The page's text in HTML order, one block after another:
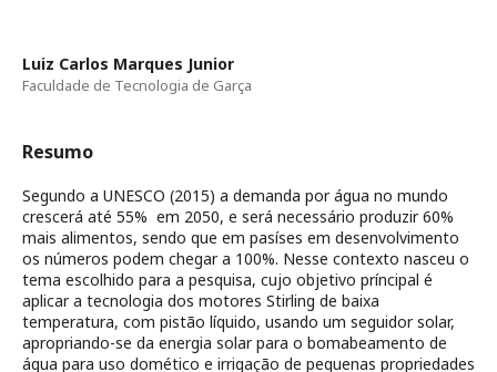
Luiz Carlos Marques Junior
Faculdade de Tecnologia de Garça
Resumo
Segundo a UNESCO (2015) a demanda por água no mundo
crescerá até 55% em 2050, e será necessário produzir 60%
mais alimentos, sendo que em pasíses em desenvolvimento
os números podem chegar a 100%. Nesse contexto nasceu o
tema escolhido para a pesquisa, cujo objetivo príncipal é
aplicar a tecnologia dos motores Stirling de baixa
temperatura, com pistão líquido, usando um seguidor solar,
apropriando-se da energia solar para o bomabeamento de
água para uso domético e irrigação de pequenas propriedades